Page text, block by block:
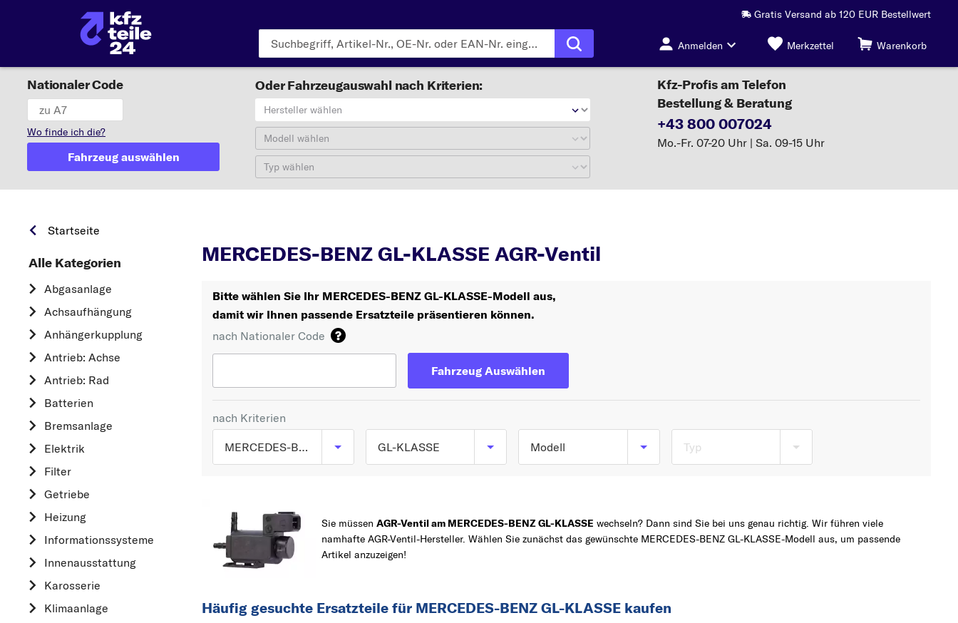
Gratis Versand ab 120 EUR Bestellwert
Anmelden Merkzettel Warenkorb
Nationaler Code
Wo finde ich die?
Fahrzeug auswählen
Oder Fahrzeugauswahl nach Kriterien:
Hersteller wählen
Modell wählen
Typ wählen
Kfz-Profis am Telefon
Bestellung & Beratung
+43 800 007024
Mo.-Fr. 07-20 Uhr | Sa. 09-15 Uhr
Startseite
Alle Kategorien
Abgasanlage
Achsaufhängung
Anhängerkupplung
Antrieb: Achse
Antrieb: Rad
Batterien
Bremsanlage
Elektrik
Filter
Getriebe
Heizung
Informationssysteme
Innenausstattung
Karosserie
Klimaanlage
MERCEDES-BENZ GL-KLASSE AGR-Ventil
Bitte wählen Sie Ihr MERCEDES-BENZ GL-KLASSE-Modell aus,
damit wir Ihnen passende Ersatzteile präsentieren können.
nach Nationaler Code
Fahrzeug Auswählen
nach Kriterien
MERCEDES-BENZ
OPEL
MERCEDES-BENZ
FORD
A
GL-KLASSE
A-KLASSE
E-KLASSE
1
Modell
GL-KLASSE (X166) ab
07/2012
Typ
Sie müssen AGR-Ventil am MERCEDES-BENZ GL-KLASSE wechseln? Dann sind Sie bei uns genau richtig. Wir führen viele
namhafte AGR-Ventil-Hersteller. Wählen Sie zunächst das gewünschte MERCEDES-BENZ GL-KLASSE-Modell aus, um passende
Artikel anzuzeigen!
Häufig gesuchte Ersatzteile für MERCEDES-BENZ GL-KLASSE kaufen